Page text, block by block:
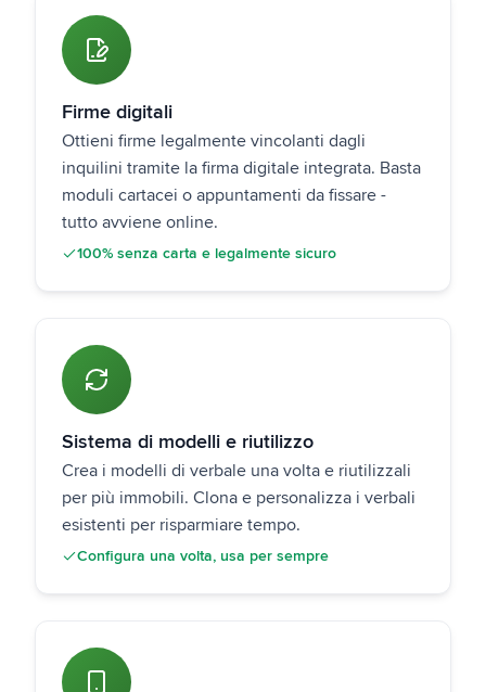
Firme digitali
Ottieni firme legalmente vincolanti dagli
inquilini tramite la firma digitale integrata. Basta
moduli cartacei o appuntamenti da fissare -
tutto avviene online.
100% senza carta e legalmente sicuro
Sistema di modelli e riutilizzo
Crea i modelli di verbale una volta e riutilizzali
per più immobili. Clona e personalizza i verbali
esistenti per risparmiare tempo.
Configura una volta, usa per sempre